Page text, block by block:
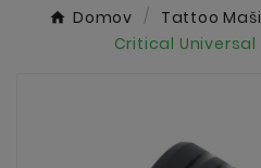
Domov
Tattoo
Critical Universal